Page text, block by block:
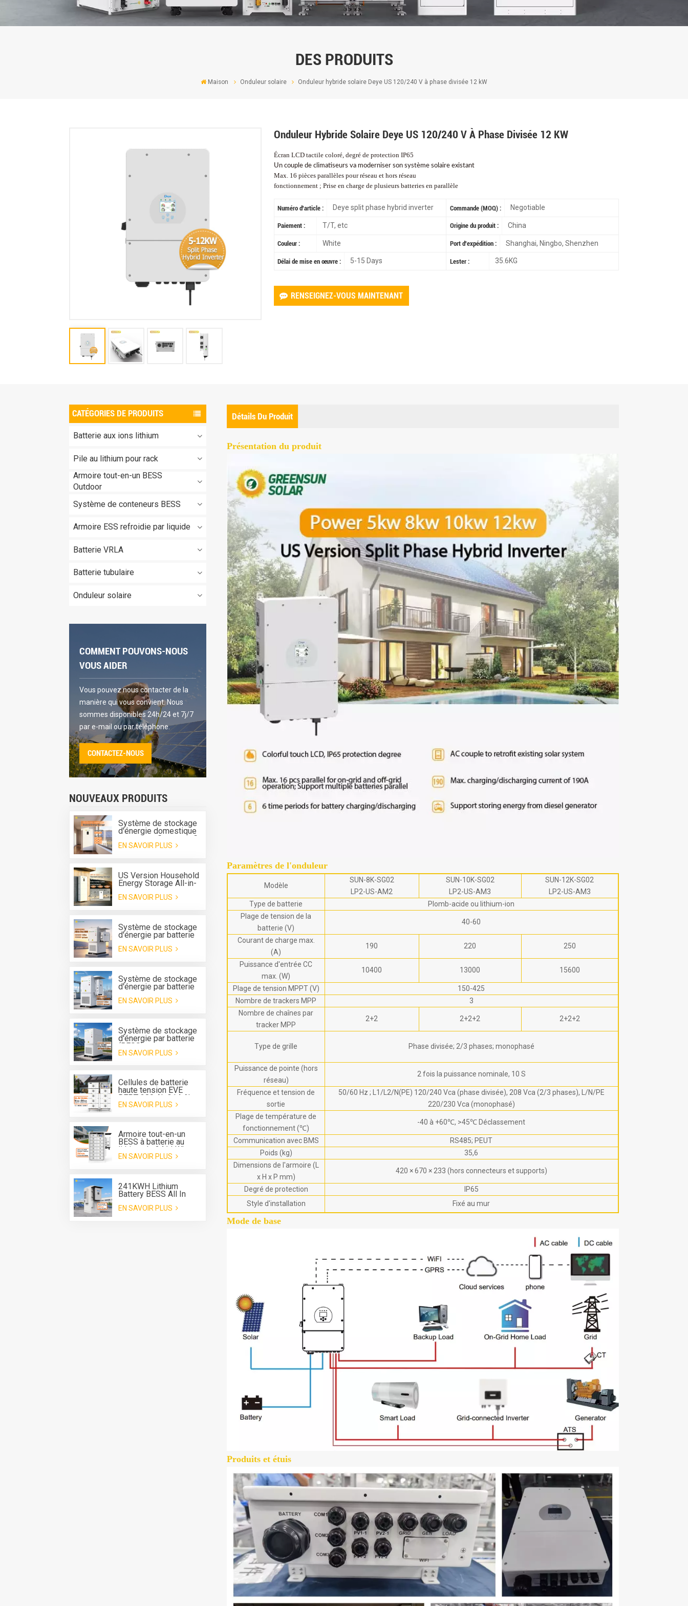
DES PRODUITS
Maison Onduleur solaire Onduleur hybride solaire Deye US 120/240 V à phase divisée 12 kW
Onduleur Hybride Solaire Deye US 120/240 V À Phase Divisée 12 KW
Écran LCD tactile coloré, degré de protection IP65
Un couple de climatiseurs va moderniser son système solaire existant
Max. 16 pièces parallèles pour réseau et hors réseau
fonctionnement ; Prise en charge de plusieurs batteries en parallèle
Numéro d'article : Deye split phase hybrid inverter Commande (MOQ) : Negotiable
Paiement : T/T, etc Origine du produit : China
Couleur : White Port d'expédition : Shanghai, Ningbo, Shenzhen
Délai de mise en œuvre : 5-15 Days Lester : 35.6KG
RENSEIGNEZ-VOUS MAINTENANT
CATÉGORIES DE PRODUITS
Batterie aux ions lithium
Pile au lithium pour rack
Armoire tout-en-un BESS
Outdoor
Système de conteneurs BESS
Armoire ESS refroidie par liquide
Batterie VRLA
Batterie tubulaire
Onduleur solaire
COMMENT POUVONS-NOUS
VOUS AIDER
Vous pouvez nous contacter de la
manière qui vous convient. Nous
sommes disponibles 24h/24 et 7j/7
par e-mail ou par téléphone.
CONTACTEZ-NOUS
NOUVEAUX PRODUITS
Système de stockage
d'énergie domestique
tout-en-un Greensun G-
AIO-200-S6K/S11K
EN SAVOIR PLUS
US Version Household
Energy Storage All-in-
one Machine G-AIO-
200-U7.2K
EN SAVOIR PLUS
Système de stockage
d'énergie par batterie
tout-en-un Solis 125
kW 261 kWh avec
EN SAVOIR PLUS
Système de stockage
d'énergie par batterie
tout-en-un BESS
extérieur Deye 125 kW
hybride de 261 kWh
EN SAVOIR PLUS
Système de stockage
d'énergie par batterie
(BESS) tout-en-un pour
extérieur avec
intégré de 125 kW et
batterie de 261 kWh.
EN SAVOIR PLUS
Cellules de batterie
haute tension EVE
REPT 280 Ah 314 Ah
Système de batterie
EN SAVOIR PLUS
Armoire tout-en-un
BESS à batterie au
lithium de 241 kWh
pour système de
EN SAVOIR PLUS
241KWH Lithium
Battery BESS All In
One Cabinet with Deye
three phase Hybrid
EN SAVOIR PLUS
Détails Du Produit
Présentation du produit
Paramètres de l'onduleur
Modèle
SUN-8K-SG02
LP2-US-AM2
SUN-10K-SG02
LP2-US-AM3
SUN-12K-SG02
LP2-US-AM3
Type de batterie
Plomb-acide ou lithium-ion
Plage de tension de la
batterie (V)
40-60
Courant de charge max.
(A)
190 220 250
Puissance d'entrée CC
max. (W)
10400 13000 15600
Plage de tension MPPT (V)
150-425
Nombre de trackers MPP
3
Nombre de chaînes par
tracker MPP
2+2 2+2+2 2+2+2
Type de grille Phase divisée; 2/3 phases; monophasé
Puissance de pointe (hors
réseau)
2 fois la puissance nominale, 10 S
Fréquence et tension de
sortie
50/60 Hz ; L1/L2/N(PE) 120/240 Vca (phase divisée), 208 Vca (2/3 phases), L/N/PE
220/230 Vca (monophasé)
Plage de température de
fonctionnement (℃)
-40 à +60℃, >45℃ Déclassement
Communication avec BMS
RS485; PEUT
Poids (kg)
35,6
Dimensions de l'armoire (L
x H x P mm)
420 × 670 × 233 (hors connecteurs et supports)
Degré de protection
IP65
Style d'installation
Fixé au mur
Mode de base
Produits et étuis